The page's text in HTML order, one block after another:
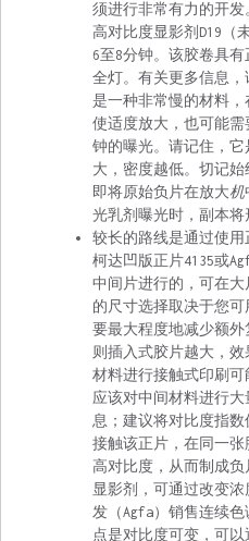
须进行非常有力的开
高对比度显影剂D19（
6至8分钟。该胶卷具
全灯。有关更多信息，
是一种非常慢的材料
使适度放大，也可能
钟的曝光。请记住，
大，密度越低。切记始
即将原始负片在放大机
光乳剂曝光时，副本将
较长的路线是通过使
柯达凹版正片4135或
中间片进行的，可在
的尺寸选择取决于您
要最大程度地减少额外
则插入式胶片越大，效
材料进行接触式印刷可
应该对中间材料进行
息；建议将对比度指
接触该正片，在同一
高对比度，从而制成负
显影剂，可通过改变
发（Agfa）销售连续色
点是对比度可变，可